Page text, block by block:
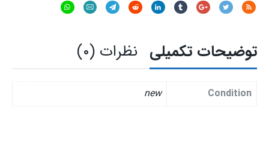
توضیحات تکمیلی نظرات (۰)
Condition
new